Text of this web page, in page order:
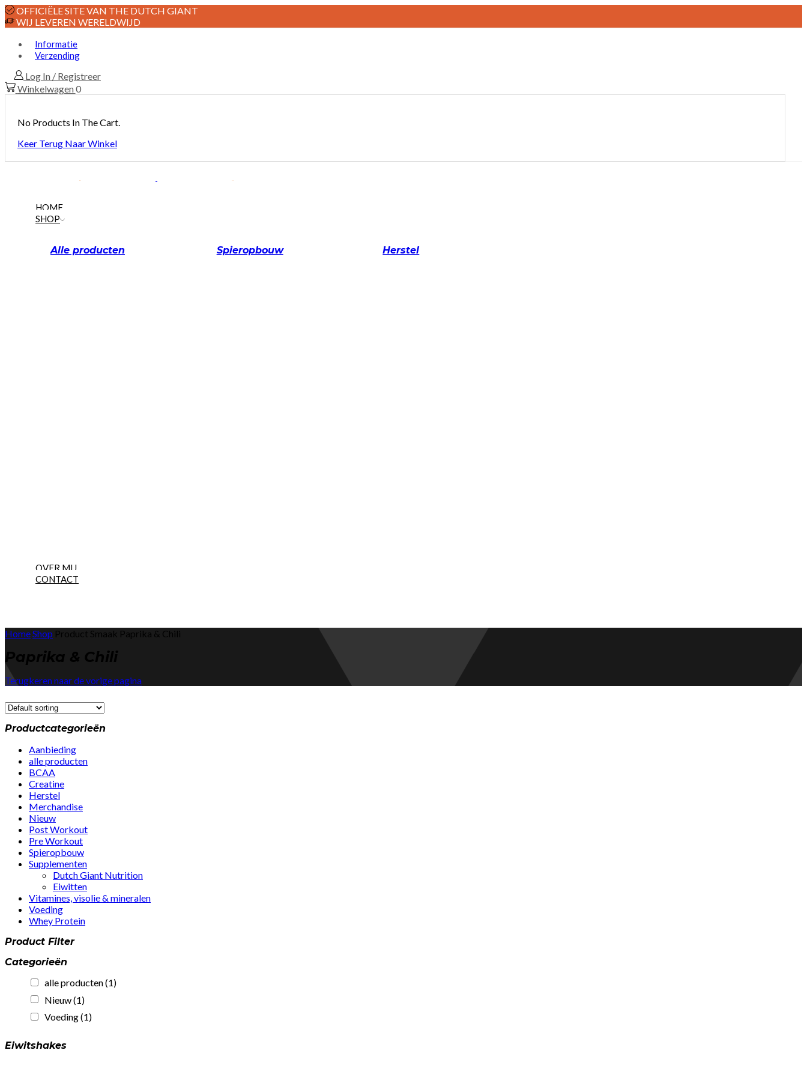
OFFICIËLE SITE VAN THE DUTCH GIANT
WIJ LEVEREN WERELDWIJD
Informatie
Verzending
Log In / Registreer
Winkelwagen0
No Products In The Cart.
Keer Terug Naar Winkel
HOME
SHOP
Alle producten Spieropbouw Herstel
OVER MIJ
CONTACT
HomeShop Product Smaak Paprika & Chili
Paprika & Chili
Terugkeren naar de vorige pagina
Productcategorieën
Aanbieding
alle producten
BCAA
Creatine
Herstel
Merchandise
Nieuw
Post Workout
Pre Workout
Spieropbouw
Supplementen
Dutch Giant Nutrition
Eiwitten
Vitamines, visolie & mineralen
Voeding
Whey Protein
Product Filter
Categorieën
alle producten(1)
Nieuw(1)
Voeding(1)
Eiwitshakes